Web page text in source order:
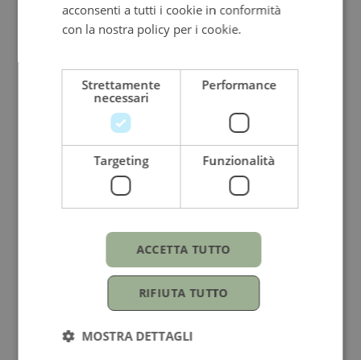
Bracciale Trademark a catena con ciondolo
450,00
acconsenti a tutti i cookie in conformità
con la nostra policy per i cookie.
Strettamente
necessari
Performance
Targeting Funzionalità
ACCETTA TUTTO
RIFIUTA TUTTO
MOSTRA DETTAGLI